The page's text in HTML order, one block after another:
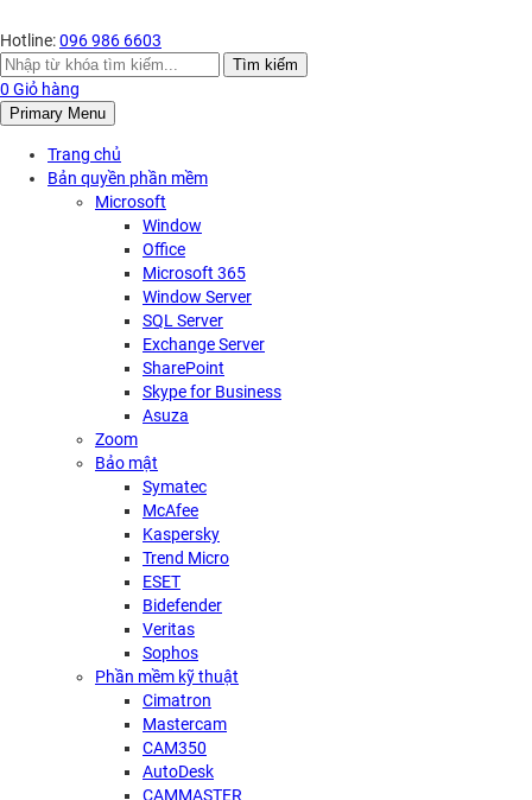
Hotline:096 986 6603
Search
for:
Tìm kiếm
0 Giỏ hàng
Primary Menu
Trang chủ
Bản quyền phần mềm
Microsoft
Window
Office
Microsoft 365
Window Server
SQL Server
Exchange Server
SharePoint
Skype for Business
Asuza
Zoom
Bảo mật
Symatec
McAfee
Kaspersky
Trend Micro
ESET
Bidefender
Veritas
Sophos
Phần mềm kỹ thuật
Cimatron
Mastercam
CAM350
AutoDesk
CAMMASTER